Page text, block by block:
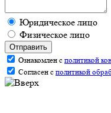
Юридическое лицо
Физическое лицо
Отправить
Ознакомлен с политикой
Согласен с политикой